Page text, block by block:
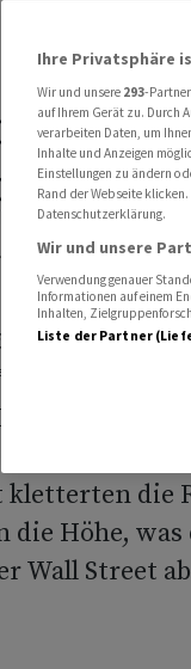
stoppen
haben
und
kletterten die
Höhe, was
Wall Street
Ihre Privatsphäre
Wir und unsere 293-
auf Ihrem Gerät zu. Durch
verarbeiten Daten, um
Inhalte und Anzeigen
Einstellungen zu ändern
Rand der Webseite
Datenschutzerklärung.
Wir und unsere
Verwendung genauer
Informationen auf einem
Inhalten,
Liste der Partner